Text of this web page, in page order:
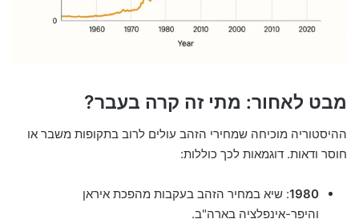
מבט לאחור: מתי זה קרה בעבר?
ההיסטוריה מוכיחה שמחירי הזהב עולים לרוב בתקופות משבר או
חוסר ודאות. דוגמאות לכך כוללות:
1980: שיא במחיר הזהב בעקבות מהפכת איראן
והיפר-אינפלציה בארה"ב.